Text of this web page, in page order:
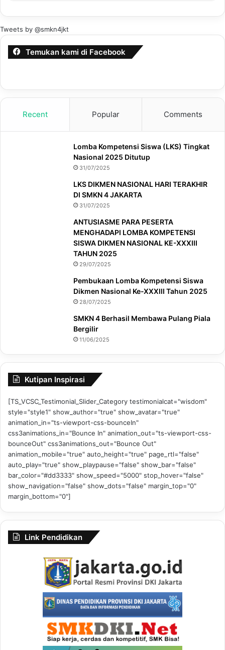
Tweets by @smkn4jkt
Temukan kami di Facebook
Recent Popular Comments
Lomba Kompetensi Siswa (LKS) Tingkat
Nasional 2025 Ditutup
31/07/2025
LKS DIKMEN NASIONAL HARI TERAKHIR
DI SMKN 4 JAKARTA
31/07/2025
ANTUSIASME PARA PESERTA
MENGHADAPI LOMBA KOMPETENSI
SISWA DIKMEN NASIONAL KE-XXXIII
TAHUN 2025
29/07/2025
Pembukaan Lomba Kompetensi Siswa
Dikmen Nasional Ke-XXXIII Tahun 2025
28/07/2025
SMKN 4 Berhasil Membawa Pulang Piala
Bergilir
11/06/2025
Kutipan Inspirasi
[TS_VCSC_Testimonial_Slider_Category testimonialcat="wisdom"
style="style1" show_author="true" show_avatar="true"
animation_in="ts-viewport-css-bounceIn"
css3animations_in="Bounce In" animation_out="ts-viewport-css-
bounceOut" css3animations_out="Bounce Out"
animation_mobile="true" auto_height="true" page_rtl="false"
auto_play="true" show_playpause="false" show_bar="false"
bar_color="#dd3333" show_speed="5000" stop_hover="false"
show_navigation="false" show_dots="false" margin_top="0"
margin_bottom="0"]
Link Pendidikan